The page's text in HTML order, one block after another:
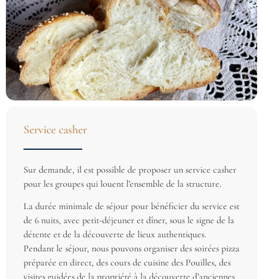
Service casher
Sur demande, il est possible de proposer un service casher
pour les groupes qui louent l’ensemble de la structure.
La durée minimale de séjour pour bénéficier du service est
de 6 nuits, avec petit-déjeuner et dîner, sous le signe de la
détente et de la découverte de lieux authentiques.
Pendant le séjour, nous pouvons organiser des soirées pizza
préparée en direct, des cours de cuisine des Pouilles, des
visites guidées de la propriété à la découverte d’anciennes